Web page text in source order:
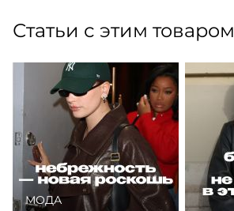
Статьи с этим товаром
МОДА